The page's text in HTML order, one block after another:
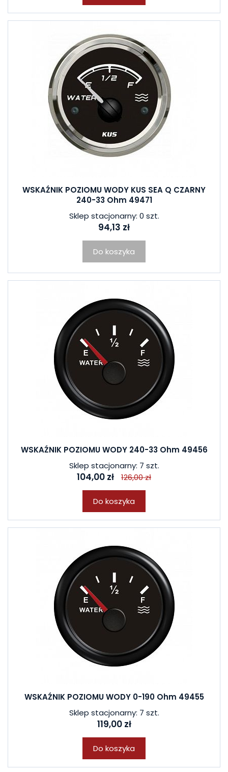
WSKAŹNIK POZIOMU WODY KUS SEA Q CZARNY
240-33 Ohm 49471
Sklep stacjonarny: 0 szt.
94,13 zł
Do koszyka
WSKAŹNIK POZIOMU WODY 240-33 Ohm 49456
Sklep stacjonarny: 7 szt.
104,00 zł 126,00 zł
Do koszyka
WSKAŹNIK POZIOMU WODY 0-190 Ohm 49455
Sklep stacjonarny: 7 szt.
119,00 zł
Do koszyka